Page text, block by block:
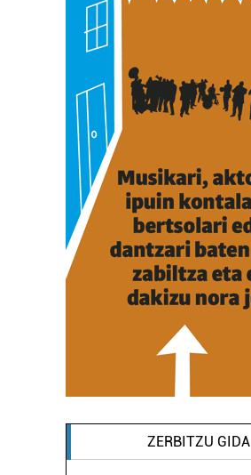
ZERBITZU GIDA